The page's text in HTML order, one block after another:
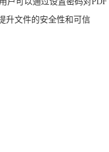
升文件的安全性和可信